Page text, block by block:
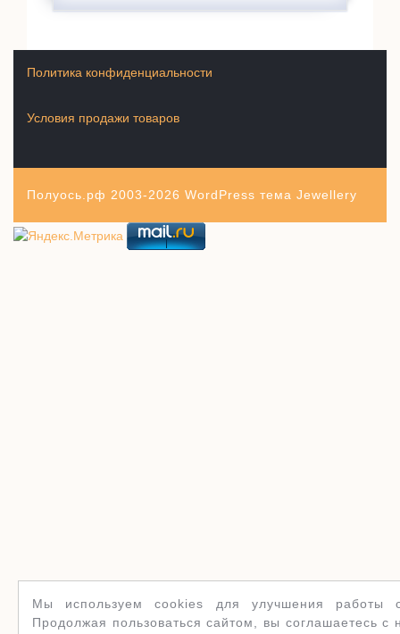
Мы используем cookies для улучшения работы
Продолжая пользоваться сайтом, вы соглашаетесь с
Условия продажи товаров
Политика конфиденциальности
Полуось.рф 2003-2026 WordPress тема Jewellery